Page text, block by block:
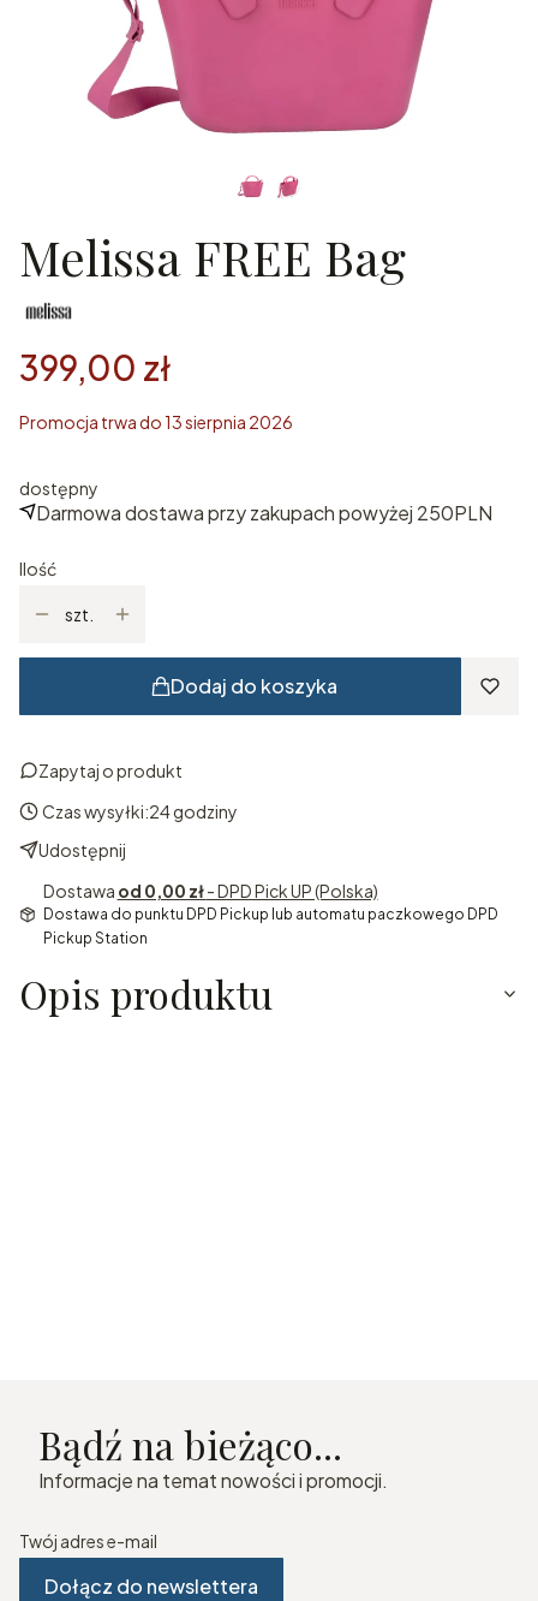
Melissa FREE Bag
399,00 zł
Promocja trwa do 13 sierpnia 2026
dostępny
Darmowa dostawa przy zakupach powyżej 250PLN
Ilość
szt.
Dodaj do koszyka
Zapytaj o produkt
Czas wysyłki:24 godziny
Udostępnij
Dostawa od 0,00 zł- DPD Pick UP (Polska)
Dostawa do punktu DPD Pickup lub automatu paczkowego DPD
Pickup Station
Opis produktu
Bądź na bieżąco...
Informacje na temat nowości i promocji.
Twój adres e-mail
Dołącz do newslettera